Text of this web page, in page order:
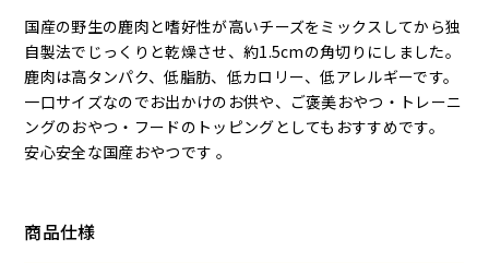
国産の野生の鹿肉と嗜好性が高いチーズをミックスしてから独
自製法でじっくりと乾燥させ、約1.5cmの角切りにしました。
鹿肉は高タンパク、低脂肪、低カロリー、低アレルギーです。
一口サイズなのでお出かけのお供や、ご褒美おやつ・トレーニ
ングのおやつ・フードのトッピングとしてもおすすめです。
安心安全な国産おやつです 。
商品仕様